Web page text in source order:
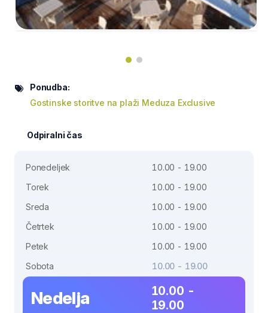
Ponudba:
Gostinske storitve na plaži Meduza Exclusive
Odpiralni čas
Ponedeljek
10.00 - 19.00
Torek
10.00 - 19.00
Sreda
10.00 - 19.00
Četrtek
10.00 - 19.00
Petek
10.00 - 19.00
Sobota
10.00 - 19.00
Nedelja
10.00 -
19.00